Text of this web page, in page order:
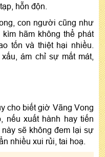
hỗn độn.
con người cũng như
hãm không thể phát
tốn và thiệt hại nhiều.
ám chỉ sự mất mát,
cho biết giờ Vãng Vong
nếu xuất hành hay tiến
sẽ không đem lại sự
nhiều xui rủi, tai hoạ.